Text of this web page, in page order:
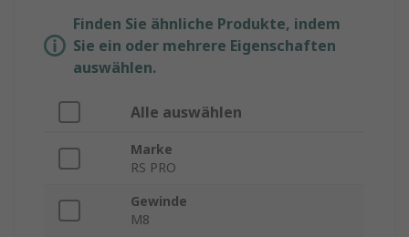
Finden Sie ähnliche Produkte, indem
Sie ein oder mehrere Eigenschaften
auswählen.
Alle auswählen
Marke
RS PRO
Gewinde
M8